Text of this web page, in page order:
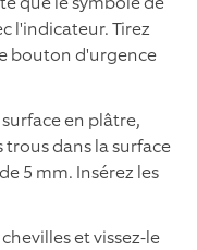
l'indicateur. Tirez
bouton d'urgence
en plâtre,
dans la surface
5 mm. Insérez les
et vissez-le